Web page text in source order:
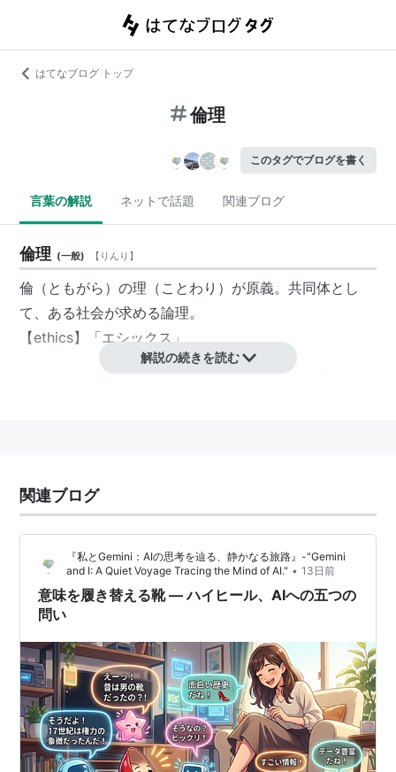
はてなブログ トップ
倫理
このタグでブログを書く
言葉の解説 ネットで話題 関連ブログ
倫理 (一般) 【 りんり 】
倫（ともがら）の理（ことわり）が原義。共同体とし
て、ある社会が求める論理。
【ethics】「エシックス」
人として守り行うべき道ということで単なる思想で
ぶ。
参照
リスト::哲学関連
解説の続きを読む
関連ブログ
『私とGemini：AIの思考を辿る、静かなる旅路』-"Gemini
and I: A Quiet Voyage Tracing the Mind of AI." • 13日前
意味を履き替える靴 ― ハイヒール、AIへの五つの
問い